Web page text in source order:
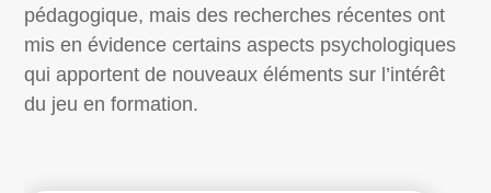
pédagogique, mais des recherches récentes ont
mis en évidence certains aspects psychologiques
qui apportent de nouveaux éléments sur l’intérêt
du jeu en formation.